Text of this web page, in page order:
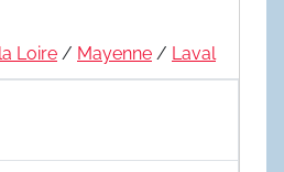
Loire / Mayenne / Laval